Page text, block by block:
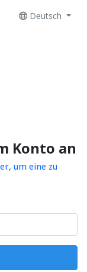
Deutsch
Konto an
um eine zu